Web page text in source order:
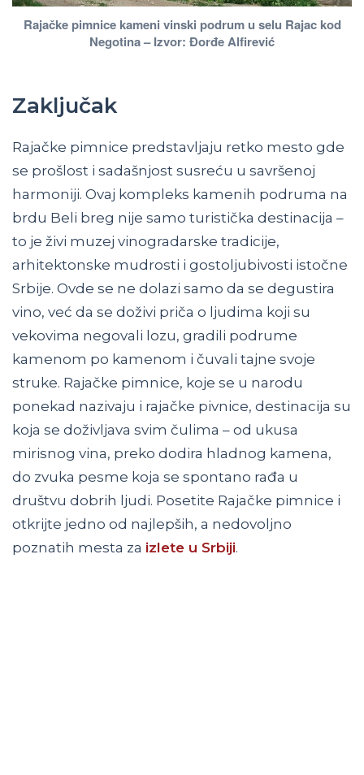
Rajačke pimnice kameni vinski podrum u selu Rajac kod
Negotina – Izvor: Đorđe Alfirević
Zaključak
Rajačke pimnice predstavljaju retko mesto gde
se prošlost i sadašnjost susreću u savršenoj
harmoniji. Ovaj kompleks kamenih podruma na
brdu Beli breg nije samo turistička destinacija –
to je živi muzej vinogradarske tradicije,
arhitektonske mudrosti i gostoljubivosti istočne
Srbije. Ovde se ne dolazi samo da se degustira
vino, već da se doživi priča o ljudima koji su
vekovima negovali lozu, gradili podrume
kamenom po kamenom i čuvali tajne svoje
struke. Rajačke pimnice, koje se u narodu
ponekad nazivaju i rajačke pivnice, destinacija su
koja se doživljava svim čulima – od ukusa
mirisnog vina, preko dodira hladnog kamena,
do zvuka pesme koja se spontano rađa u
društvu dobrih ljudi. Posetite Rajačke pimnice i
otkrijte jedno od najlepših, a nedovoljno
poznatih mesta za izlete u Srbiji.